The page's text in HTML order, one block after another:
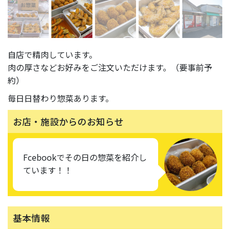
自店で精肉しています。
肉の厚さなどお好みをご注文いただけます。（要事前予
約）
毎日日替わり惣菜あります。
お店・施設からのお知らせ
Fcebookでその日の惣菜を紹介し
ています！！
基本情報